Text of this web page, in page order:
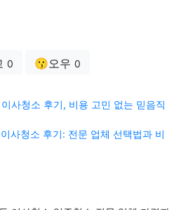
0 😗오우 0
사청소 후기, 비용 고민 없는 믿음직
사청소 후기: 전문 업체 선택법과 비